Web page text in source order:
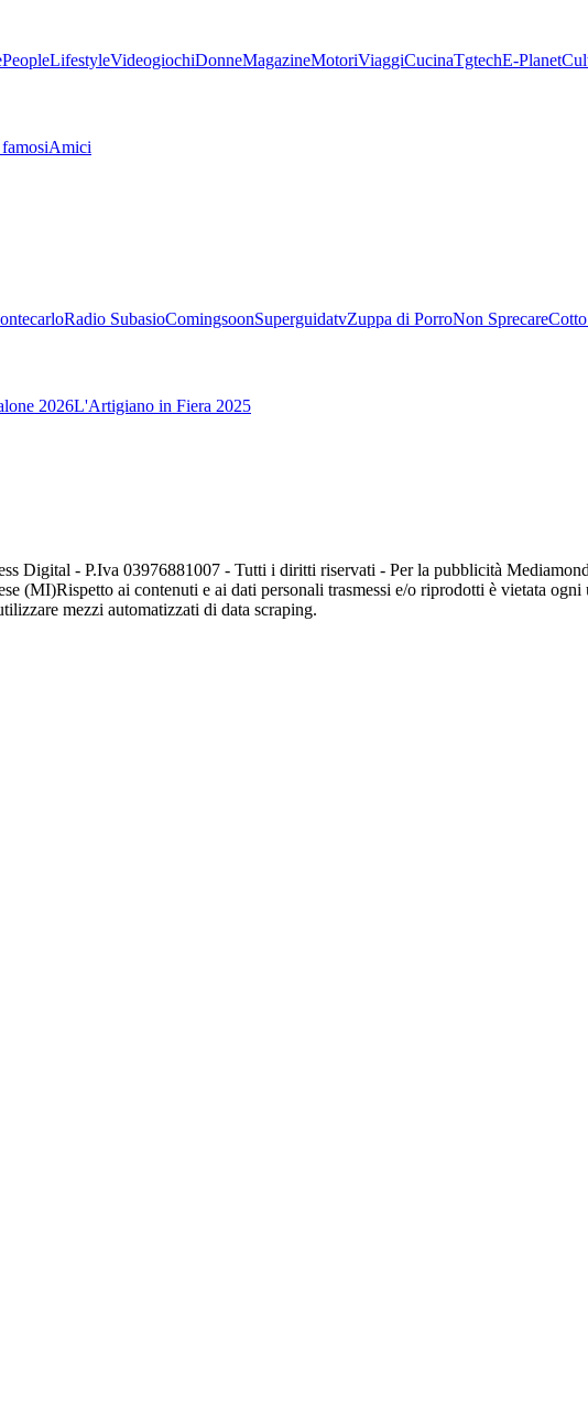
PeopleLifestyleVideogiochiDonneMagazineMotoriViaggiCucinaTgtechE-Planet
Amici
Radio SubasioComingsoonSuperguidatvZuppa di PorroNon Sprecare
2026L'Artigiano in Fiera 2025
Digital - P.Iva 03976881007 - Tutti i diritti riservati - Per la pubblicità
(MI)Rispetto ai contenuti e ai dati personali trasmessi e/o riprodotti è vietata
mezzi automatizzati di data scraping.